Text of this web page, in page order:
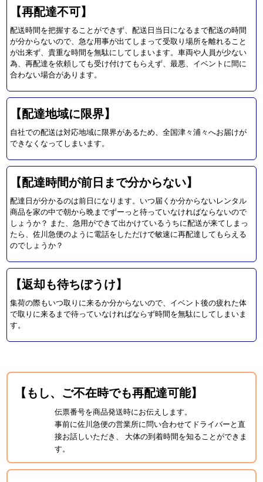
【再配達不可】
配送時間を把握することができず、配送日当日になるまで配送の時間
が分からないので、急な用事が出てしまって受取り場所を離れること
が出来ず、貴重な時間を無駄にしてしまいます。車両や人員が少ない
為、再配達を依頼しても受け付けてもらえず、最悪、イベントに間に
合わない場合があります。
【配達地域に限界】
自社での配送は対応地域に限界があるため、全国津々浦々へお届けが
できなくなってしまいます。
【配達時間が前日まで分からない】
配達日が分かるのは前日になります。いつ届くか分からないレンタル
商品を家の中で朝から晩までずーっと待っていなければならないので
しょうか？ また、急用ができて出かけているうちに配送が来てしまっ
たら、佐川急便のように電話をしただけで敏速に再配達してもらえる
のでしょうか？
【返却も待ちぼうけ】
集荷の際もいつ取りに来るか分からないので、イベント後の疲れた体
で取りに来るまで待っていなければならず時間を無駄にしてしまいま
す。
【もし、ご不在時でも再配達可能】
伝票番号を商品発送時にお伝えします。
事前に佐川急便の営業所に問い合わせてドライバーと直
接お話しいただき、 大体の到着時間を知ることができま
す。